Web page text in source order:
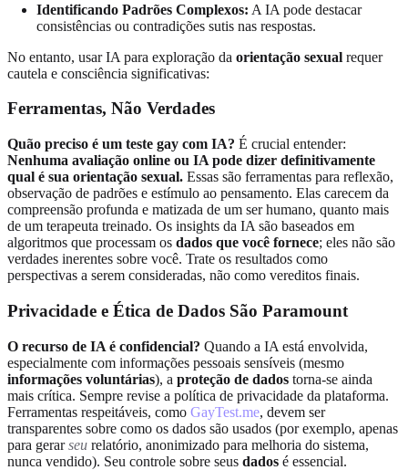
Identificando Padrões Complexos: A IA pode destacar
consistências ou contradições sutis nas respostas.
No entanto, usar IA para exploração da orientação sexual requer
cautela e consciência significativas:
Ferramentas, Não Verdades
Quão preciso é um teste gay com IA? É crucial entender:
Nenhuma avaliação online ou IA pode dizer definitivamente
qual é sua orientação sexual. Essas são ferramentas para reflexão,
observação de padrões e estímulo ao pensamento. Elas carecem da
compreensão profunda e matizada de um ser humano, quanto mais
de um terapeuta treinado. Os insights da IA são baseados em
algoritmos que processam os dados que você fornece; eles não são
verdades inerentes sobre você. Trate os resultados como
perspectivas a serem consideradas, não como vereditos finais.
Privacidade e Ética de Dados São Paramount
O recurso de IA é confidencial? Quando a IA está envolvida,
especialmente com informações pessoais sensíveis (mesmo
informações voluntárias), a proteção de dados torna-se ainda
mais crítica. Sempre revise a política de privacidade da plataforma.
Ferramentas respeitáveis, como GayTest.me, devem ser
transparentes sobre como os dados são usados (por exemplo, apenas
para gerarseu relatório, anonimizado para melhoria do sistema,
nunca vendido). Seu controle sobre seus dados é essencial.